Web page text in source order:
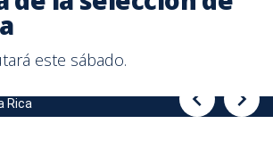
este sábado.
Rica
Rica